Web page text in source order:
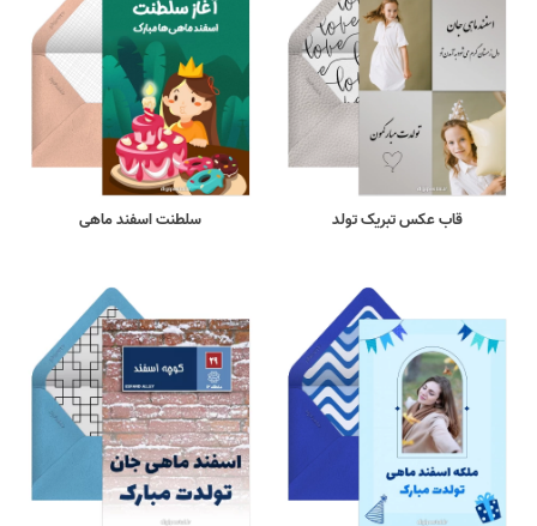
قاب عکس تبریک تولد سلطنت اسفند ماهی